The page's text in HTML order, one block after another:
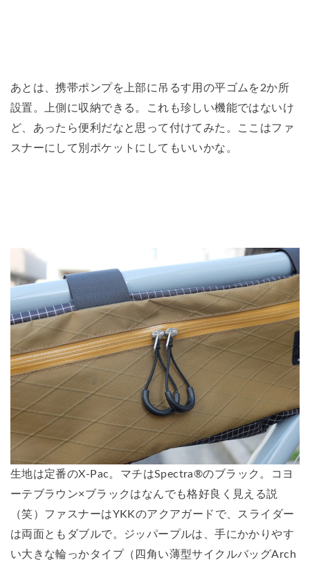
あとは、携帯ポンプを上部に吊るす用の平ゴムを2か所
設置。上側に収納できる。これも珍しい機能ではないけ
ど、あったら便利だなと思って付けてみた。ここはファ
スナーにして別ポケットにしてもいいかな。
生地は定番のX-Pac。マチはSpectra®のブラック。コヨ
ーテブラウン×ブラックはなんでも格好良く見える説
（笑）ファスナーはYKKのアクアガードで、スライダー
は両面ともダブルで。ジッパープルは、手にかかりやす
い大きな輪っかタイプ（四角い薄型サイクルバッグArch